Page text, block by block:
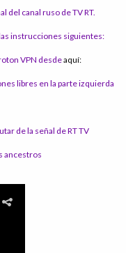
del canal ruso de TV RT.
instrucciones siguientes:
VPN desdeaquí:
libres en la parte izquierda
de la señal de RT TV
ancestros